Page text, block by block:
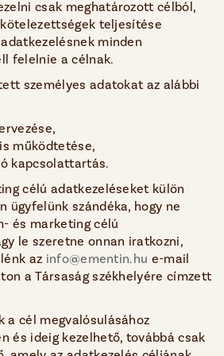
csak meghatározott célból,
teljesítése
minden
felelnie a célnak.
személyes adatokat az alábbi
működtetése,
kapcsolattartás.
célú adatkezeléseket külön
ügyfelünk szándéka, hogy ne
és marketing célú
le szeretne onnan iratkozni,
az info@ementin.hu e-mail
a Társaság székhelyére címzett
a cél megvalósulásához
és ideig kezelhető, továbbá csak